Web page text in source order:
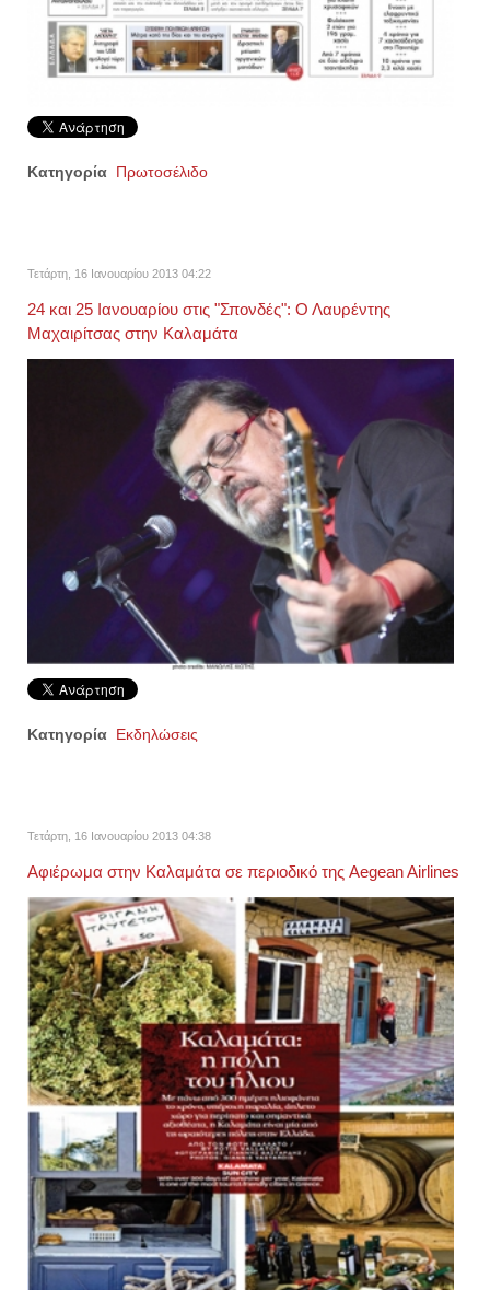
Κατηγορία Πρωτοσέλιδο
Τετάρτη, 16 Ιανουαρίου 2013 04:22
24 και 25 Ιανουαρίου στις "Σπονδές": Ο Λαυρέντης
Μαχαιρίτσας στην Καλαμάτα
Κατηγορία Εκδηλώσεις
Τετάρτη, 16 Ιανουαρίου 2013 04:38
Αφιέρωμα στην Καλαμάτα σε περιοδικό της Aegean Airlines